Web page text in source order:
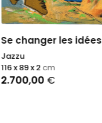
Se changer les idées
Jazzu
2.700,00 €
116 x 89 x 2 cm